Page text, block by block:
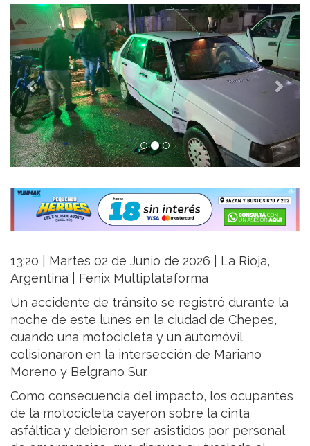
Previous Next
13:20 | Martes 02 de Junio de 2026 | La Rioja,
Argentina | Fenix Multiplataforma
Un accidente de tránsito se registró durante la
noche de este lunes en la ciudad de Chepes,
cuando una motocicleta y un automóvil
colisionaron en la intersección de Mariano
Moreno y Belgrano Sur.
Como consecuencia del impacto, los ocupantes
de la motocicleta cayeron sobre la cinta
asfáltica y debieron ser asistidos por personal